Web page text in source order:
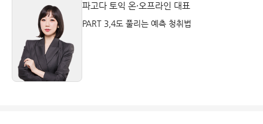
파고다 토익 온・오프라인 대표
PART 3,4도 풀리는 예측 청취법